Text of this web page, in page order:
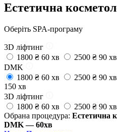
Естетична
Oберіть SPA-програму
3D ліфтинг
1800 ₴ 60 хв 2500 ₴ 90 хв
DMK
1800 ₴ 60 хв 2500 ₴ 90 хв
150 хв
3D ліфтинг
1800 ₴ 60 хв 2500 ₴ 90 хв
Обрана процедура: Естетична
DMK — 60хв